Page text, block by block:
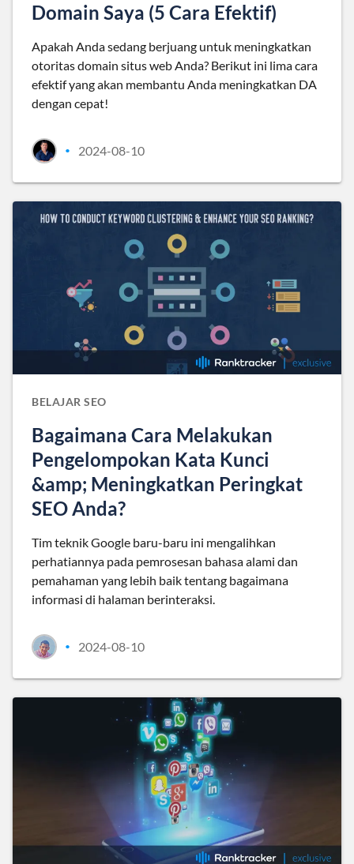
Domain Saya (5 Cara Efektif)
Apakah Anda sedang berjuang untuk meningkatkan
otoritas domain situs web Anda? Berikut ini lima cara
efektif yang akan membantu Anda meningkatkan DA
dengan cepat!
• 2024-08-10
BELAJAR SEO
Bagaimana Cara Melakukan
Pengelompokan Kata Kunci
&amp; Meningkatkan Peringkat
SEO Anda?
Tim teknik Google baru-baru ini mengalihkan
perhatiannya pada pemrosesan bahasa alami dan
pemahaman yang lebih baik tentang bagaimana
informasi di halaman berinteraksi.
• 2024-08-10